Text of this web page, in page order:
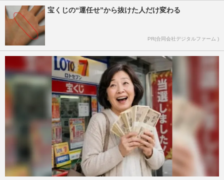
宝くじの“運任せ”から抜けた人だけ変わる
PR(合同会社デジタルファーム )